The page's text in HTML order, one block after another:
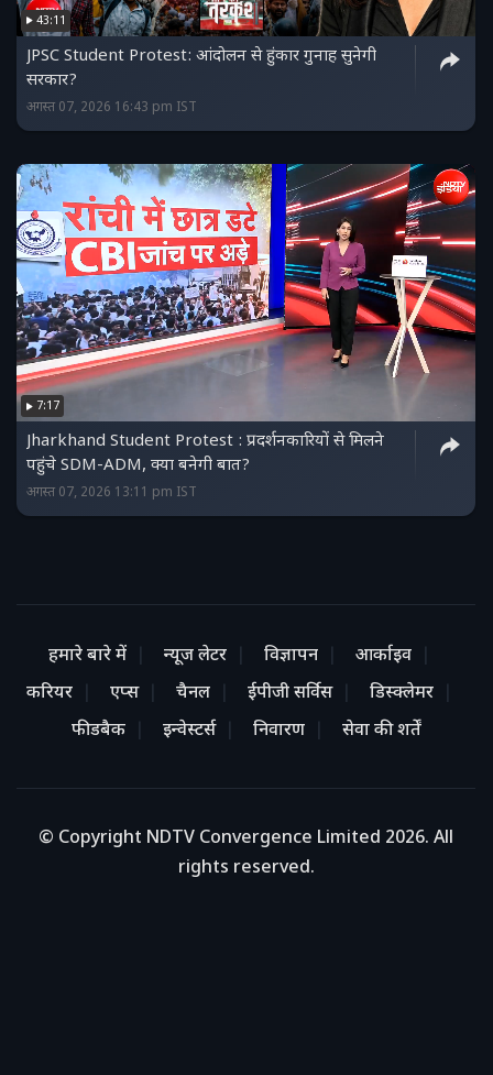
43:11
JPSC Student Protest: आंदोलन से हुंकार गुनाह सुनेगी
सरकार?
अगस्त 07, 2026 16:43 pm IST
7:17
Jharkhand Student Protest : प्रदर्शनकारियों से मिलने
पहुंचे SDM-ADM, क्या बनेगी बात?
अगस्त 07, 2026 13:11 pm IST
हमारे बारे में न्यूज लेटर विज्ञापन
आर्काइव
करियर
एप्स चैनल ईपीजी सर्विस
डिस्क्लेमर
फीडबैक
इन्वेस्टर्स निवारण सेवा की शर्तें
© Copyright NDTV Convergence Limited 2026. All
rights reserved.